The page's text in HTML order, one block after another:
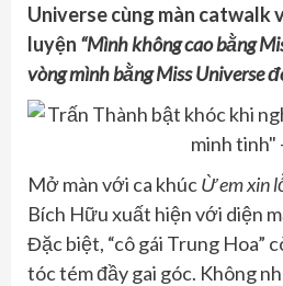
Universe cùng màn catwalk
luyện “Mình không cao bằng
vòng mình bằng Miss Universe
Mở màn với ca khúcỪ em xin
Bích Hữu xuất hiện với diện
Đặc biệt, “cô gái Trung Hoa”
tóc tém đầy gai góc. Không